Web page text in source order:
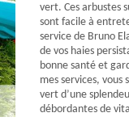
vert. Ces arbustes
sont facile à
service de Bruno
de vos haies
bonne santé et
mes services, vous
vert d’une
débordantes de